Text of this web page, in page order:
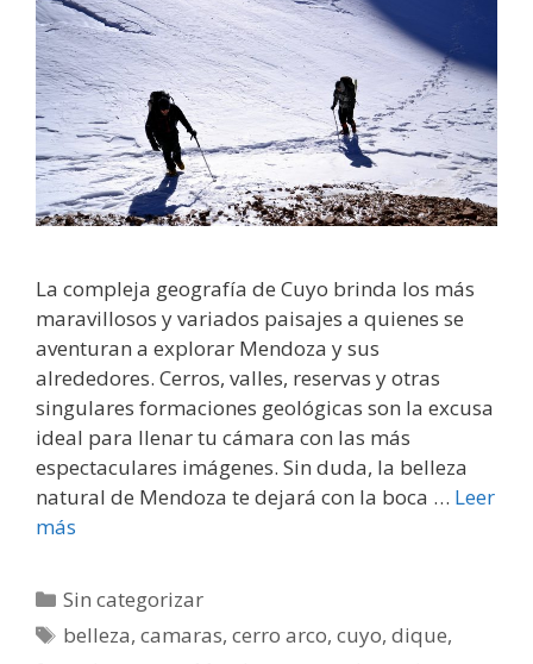
La compleja geografía de Cuyo brinda los más
maravillosos y variados paisajes a quienes se
aventuran a explorar Mendoza y sus
alrededores. Cerros, valles, reservas y otras
singulares formaciones geológicas son la excusa
ideal para llenar tu cámara con las más
espectaculares imágenes. Sin duda, la belleza
natural de Mendoza te dejará con la boca … Leer
más
Sin categorizar
belleza,camaras,cerro arco,cuyo,dique,